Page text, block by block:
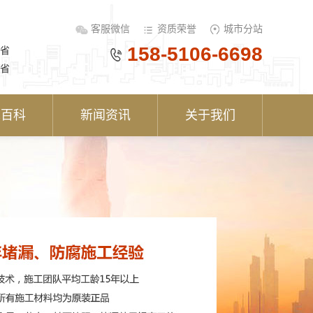
客服微信 资质荣誉 城市分站
158-5106-6698
科 新闻资讯 关于我们